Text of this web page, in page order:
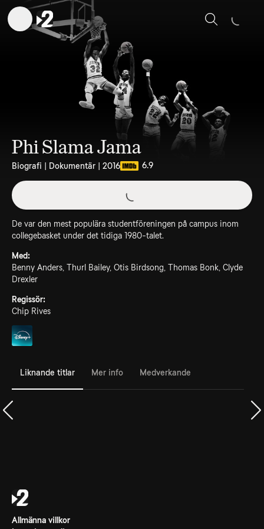
Sök
Phi Slama Jama
Biografi | Dokumentär | 2016 6.9
De var den mest populära studentföreningen på campus inom
collegebasket under det tidiga 1980-talet.
Med:
Benny Anders, Thurl Bailey, Otis Birdsong, Thomas Bonk, Clyde
Drexler
Regissör:
Chip Rives
Liknande titlar Mer info Medverkande
Allmänna villkor